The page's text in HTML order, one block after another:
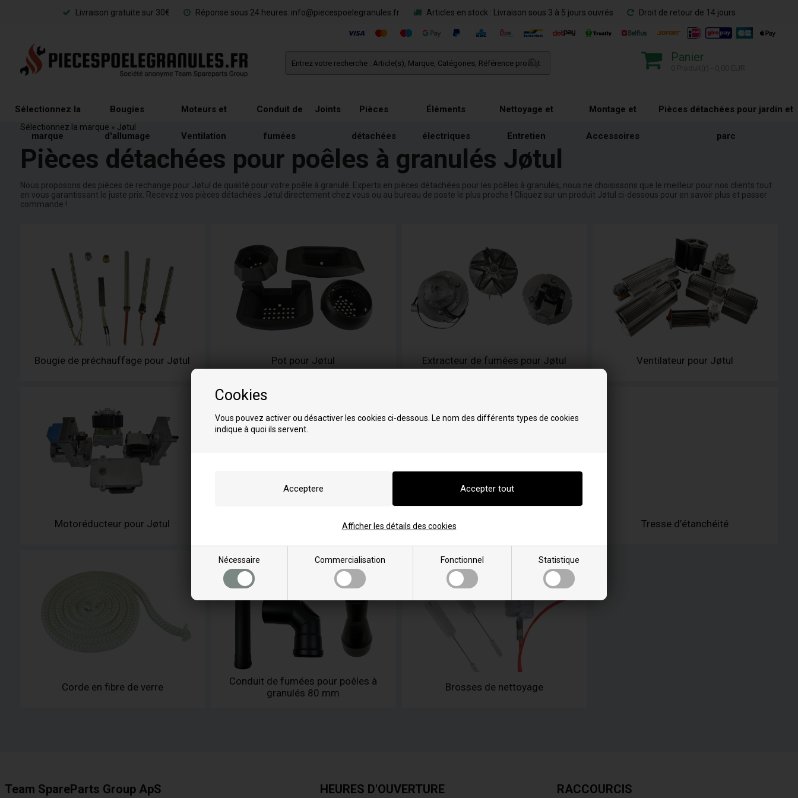
Cookies
Vous pouvez activer ou désactiver les cookies ci-dessous. Le nom des différents types de cookies
indique à quoi ils servent.
Nécessaire Commercialisation Fonctionnel Statistique
Afficher les détails des cookies
Livraison gratuite sur 30€ Réponse sous 24 heures: info@piecespoelegranules.fr Articles en stock : Livraison sous 3 à 5 jours ouvrés Droit de retour de 14 jours
Panier
Sélectionnez la
marque
Bougies
d'allumage
Moteurs et
Ventilation
Conduit de
fumées
Joints Pièces
détachées
Éléments
électriques
Nettoyage et
Entretien
Montage et
Accessoires
Pièces détachées pour jardin et
parc
Sélectionnez la marque » Jøtul
Pièces détachées pour poêles à granulés Jøtul
Nous proposons des pièces de rechange pour Jøtul de qualité pour votre poêle à granulé. Experts en pièces détachées pour les poêles à granulés, nous ne choisissons que le meilleur pour nos clients tout
en vous garantissant le juste prix. Recevez vos pièces détachées Jøtul directement chez vous ou au bureau de poste le plus proche ! Cliquez sur un produit Jøtul ci-dessous pour en savoir plus et passer
commande !
Bougie de préchauffage pour Jøtul Pot pour Jøtul Extracteur de fumées pour Jøtul Ventilateur pour Jøtul
Motoréducteur pour Jøtul Divers pièces détachées Jøtul Nettoyeur de vitre Tresse d’étanchéité
Corde en fibre de verre
Conduit de fumées pour poêles à
granulés 80 mm
Brosses de nettoyage
Team SpareParts Group ApS HEURES D'OUVERTURE RACCOURCIS